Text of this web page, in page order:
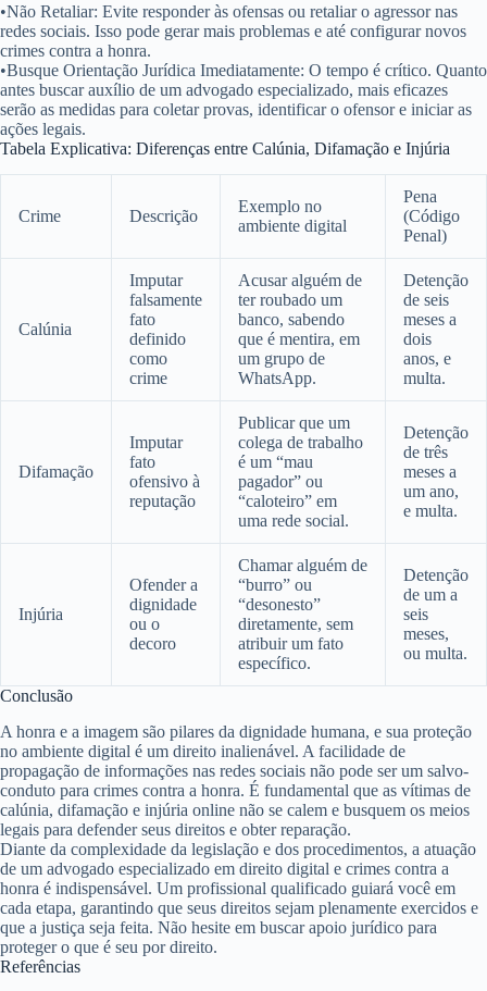
•Não Retaliar: Evite responder às ofensas ou retaliar o agressor nas
redes sociais. Isso pode gerar mais problemas e até configurar novos
crimes contra a honra.
•Busque Orientação Jurídica Imediatamente: O tempo é crítico. Quanto
antes buscar auxílio de um advogado especializado, mais eficazes
serão as medidas para coletar provas, identificar o ofensor e iniciar as
ações legais.
Tabela Explicativa: Diferenças entre Calúnia, Difamação e Injúria
Crime Descrição
Exemplo no
ambiente digital
Pena
(Código
Penal)
Calúnia
Imputar
falsamente
fato
definido
como
crime
Acusar alguém de
ter roubado um
banco, sabendo
que é mentira, em
um grupo de
WhatsApp.
Detenção
de seis
meses a
dois
anos, e
multa.
Difamação
Imputar
fato
ofensivo à
reputação
Publicar que um
colega de trabalho
é um “mau
pagador” ou
“caloteiro” em
uma rede social.
Detenção
de três
meses a
um ano,
e multa.
Injúria
Ofender a
dignidade
ou o
decoro
Chamar alguém de
“burro” ou
“desonesto”
diretamente, sem
atribuir um fato
específico.
Detenção
de um a
seis
meses,
ou multa.
Conclusão
A honra e a imagem são pilares da dignidade humana, e sua proteção
no ambiente digital é um direito inalienável. A facilidade de
propagação de informações nas redes sociais não pode ser um salvo-
conduto para crimes contra a honra. É fundamental que as vítimas de
calúnia, difamação e injúria online não se calem e busquem os meios
legais para defender seus direitos e obter reparação.
Diante da complexidade da legislação e dos procedimentos, a atuação
de um advogado especializado em direito digital e crimes contra a
honra é indispensável. Um profissional qualificado guiará você em
cada etapa, garantindo que seus direitos sejam plenamente exercidos e
que a justiça seja feita. Não hesite em buscar apoio jurídico para
proteger o que é seu por direito.
Referências